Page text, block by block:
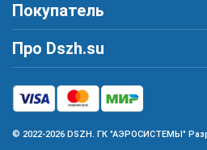
Покупатель
Про Dszh.su
© 2022-2026 DSZH. ГК "АЭРОСИСТЕМЫ"